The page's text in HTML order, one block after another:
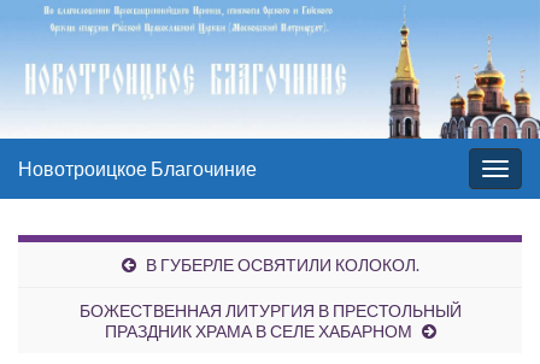
Вкл/
выкл
Новотроицкое Благочиние
В ГУБЕРЛЕ ОСВЯТИЛИ КОЛОКОЛ.
БОЖЕСТВЕННАЯ ЛИТУРГИЯ В ПРЕСТОЛЬНЫЙ
ПРАЗДНИК ХРАМА В СЕЛЕ ХАБАРНОМ